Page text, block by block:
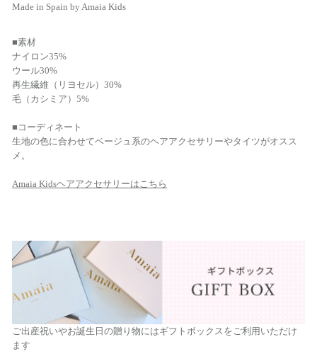
Made in Spain by Amaia Kids
■素材
ナイロン35%
ウール30%
再生繊維（リヨセル）30%
毛（カシミア）5%
■コーディネート
生地の色に合わせてベージュ系のヘアアクセサリーやタイツがオスス
メ。
Amaia Kidsヘアアクセサリーはこちら
ご出産祝いやお誕生日の贈り物にはギフトボックスをご利用いただけ
ます